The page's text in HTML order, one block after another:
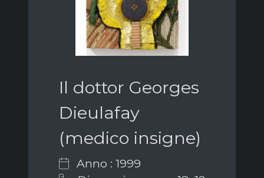
Il dottor Georges
Dieulafay
(medico insigne)
Anno : 1999